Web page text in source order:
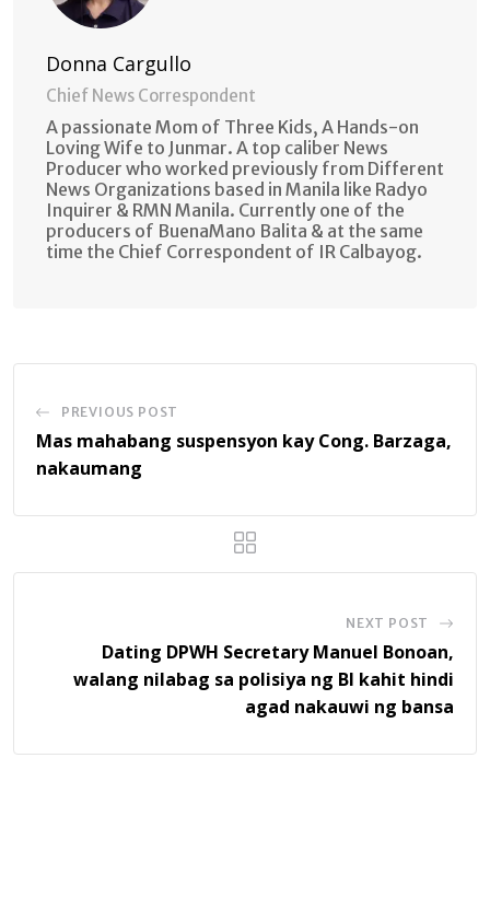
Donna Cargullo
Chief News Correspondent
A passionate Mom of Three Kids, A Hands-on
Loving Wife to Junmar. A top caliber News
Producer who worked previously from Different
News Organizations based in Manila like Radyo
Inquirer & RMN Manila. Currently one of the
producers of BuenaMano Balita & at the same
time the Chief Correspondent of IR Calbayog.
PREVIOUS POST
Mas mahabang suspensyon kay Cong. Barzaga,
nakaumang
NEXT POST
Dating DPWH Secretary Manuel Bonoan,
walang nilabag sa polisiya ng BI kahit hindi
agad nakauwi ng bansa